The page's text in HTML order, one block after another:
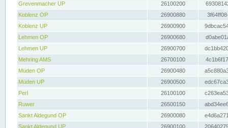
Grevenmacher UP
26100200
Koblenz OP
26900880
Koblenz UP
26900900
Lehmen OP
26900680
Lehmen UP
26900700
Mehring AMS
26700100
Müden OP
26900480
Müden UP
26900500
Perl
26100100
Ruwer
26500150
Sankt Aldegund OP
26900080
Sankt Aldegund UP
26900100